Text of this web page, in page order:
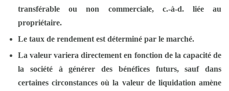
transférable ou non commerciale, c.-à-d. liée au
propriétaire.
Le taux de rendement est déterminé par le marché.
La valeur variera directement en fonction de la capacité de
la société à générer des bénéfices futurs, sauf dans
certaines circonstances où la valeur de liquidation amène